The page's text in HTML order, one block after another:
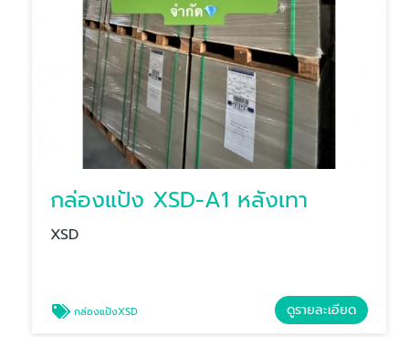
กล่องแป้ง XSD-A1 หลังเทา
XSD
กล่องแป้งXSD ดูรายละเอียด